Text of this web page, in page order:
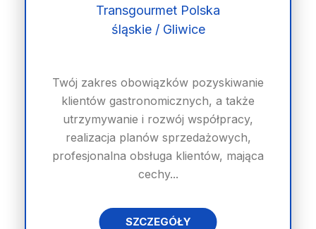
Transgourmet Polska
śląskie / Gliwice
Twój zakres obowiązków pozyskiwanie
klientów gastronomicznych, a także
utrzymywanie i rozwój współpracy,
realizacja planów sprzedażowych,
profesjonalna obsługa klientów, mająca
cechy...
SZCZEGÓŁY